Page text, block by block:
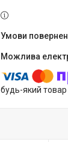
будь-який